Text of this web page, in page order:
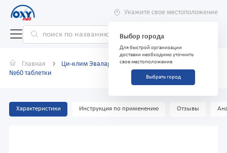
Укажите свое местоположение
Выбор города
Для быстрой организации
доставки необходимо уточнить
свое местоположение
Выбрать город
Главная
Ци-клим Эвалар витамины для женщин 45+0,56г
№60 таблетки
Характеристики Инструкция по применению Отзывы